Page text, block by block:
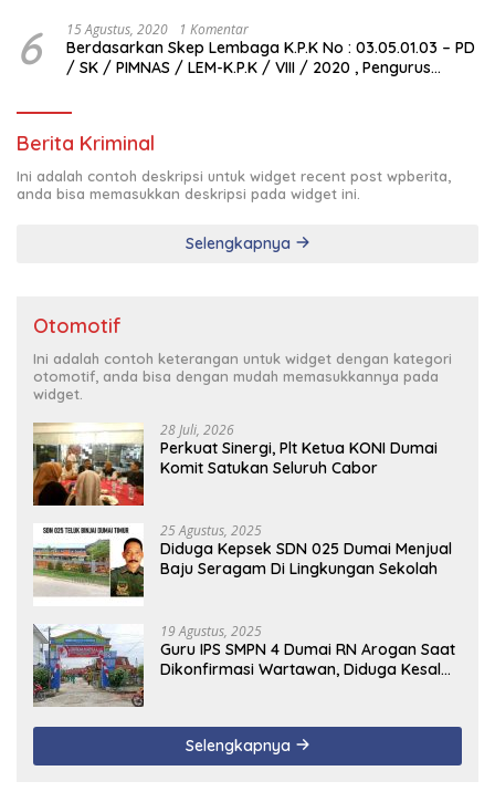
6 15 Agustus, 2020 1 Komentar
Berdasarkan Skep Lembaga K.P.K No : 03.05.01.03 – PD
/ SK / PIMNAS / LEM-K.P.K / VIII / 2020 , Pengurus
Berita Kriminal
Ini adalah contoh deskripsi untuk widget recent post wpberita,
anda bisa memasukkan deskripsi pada widget ini.
Selengkapnya
Otomotif
Ini adalah contoh keterangan untuk widget dengan kategori
otomotif, anda bisa dengan mudah memasukkannya pada
widget.
28 Juli, 2026
Perkuat Sinergi, Plt Ketua KONI Dumai
Komit Satukan Seluruh Cabor
25 Agustus, 2025
Diduga Kepsek SDN 025 Dumai Menjual
Baju Seragam Di Lingkungan Sekolah
19 Agustus, 2025
Guru IPS SMPN 4 Dumai RN Arogan Saat
Dikonfirmasi Wartawan, Diduga Kesal
Selengkapnya